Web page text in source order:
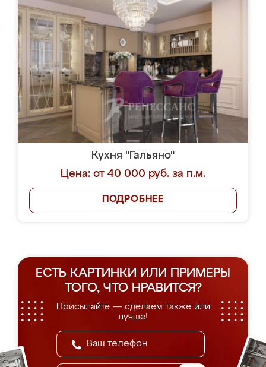
Кухня "Гальяно"
Цена: от 40 000 руб. за п.м.
ПОДРОБНЕЕ
ЕСТЬ КАРТИНКИ ИЛИ ПРИМЕРЫ
ТОГО, ЧТО НРАВИТСЯ?
Присылайте — сделаем также или
лучше!